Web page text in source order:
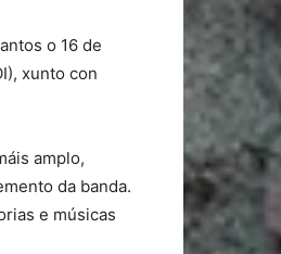
o 16 de
xunto con
amplo,
da banda.
e músicas